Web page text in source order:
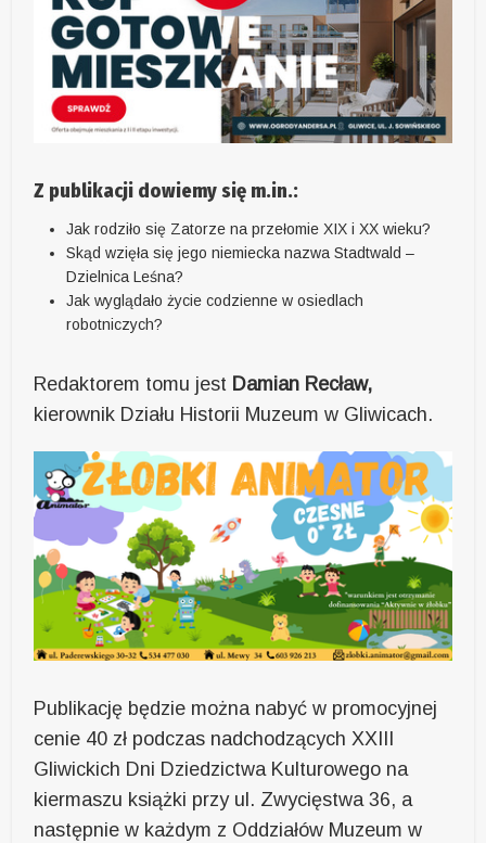
Z publikacji dowiemy się m.in.:
Jak rodziło się Zatorze na przełomie XIX i XX wieku?
Skąd wzięła się jego niemiecka nazwa Stadtwald –
Dzielnica Leśna?
Jak wyglądało życie codzienne w osiedlach
robotniczych?
Redaktorem tomu jest Damian Recław,
kierownik Działu Historii Muzeum w Gliwicach.
Publikację będzie można nabyć w promocyjnej
cenie 40 zł podczas nadchodzących XXIII
Gliwickich Dni Dziedzictwa Kulturowego na
kiermaszu książki przy ul. Zwycięstwa 36, a
następnie w każdym z Oddziałów Muzeum w